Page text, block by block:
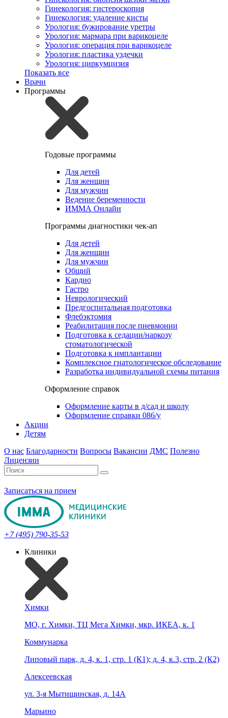
Гинекология: гистероскопия
Гинекология: удаление кисты
Урология: бужирование уретры
Урология: мармара при варикоцеле
Урология: операция при варикоцеле
Урология: пластика уздечки
Урология: циркумцизия
Показать все
Врачи
Программы
Годовые программы
Для детей
Для женщин
Для мужчин
Ведение беременности
ИММА Онлайн
Программы диагностики чек-ап
Для детей
Для женщин
Для мужчин
Общий
Кардио
Гастро
Неврологический
Предгоспитальная подготовка
Флебэктомия
Реабилитация после пневмонии
Подготовка к седации/наркозу
стоматологической
Подготовка к имплантации
Комплексное гнатологическое обследование
Разработка индивидуальной схемы питания
Оформление справок
Оформление карты в д/сад и школу
Оформление справки 086/у
Акции
Детям
О нас Благодарности Вопросы Вакансии ДМС Полезно
Лицензии
Записаться на прием
+7 (495) 790-35-53
Клиники
Химки
МО, г. Химки, ТЦ Мега Химки, мкр. ИКЕА, к. 1
Коммунарка
Липовый парк, д. 4, к. 1, стр. 1 (К1); д. 4, к.3, стр. 2 (К2)
Алексеевская
ул. 3-я Мытищинская, д. 14А
Марьино